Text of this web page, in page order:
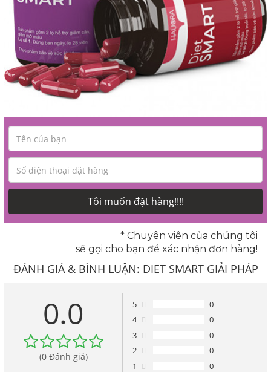
Tôi muốn đặt hàng!!!!
* Chuyên viên của chúng tôi
sẽ gọi cho bạn để xác nhận đơn hàng!
ĐÁNH GIÁ & BÌNH LUẬN: DIET SMART GIẢI PHÁP
GIẢM CÂN AN TOÀN TRONG 14 NGÀY
0.0
(0 Đánh giá)
5
0
4
0
3
0
2
0
1
0